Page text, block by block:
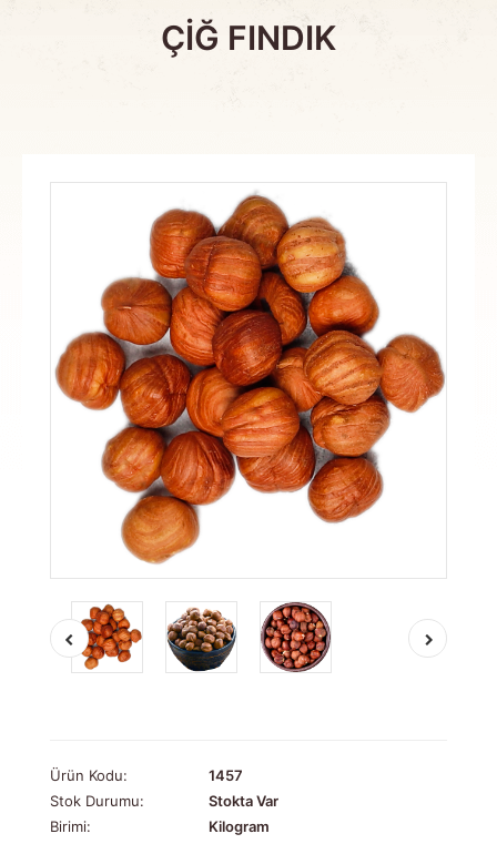
ÇİĞ FINDIK
Ürün Kodu:
1457
Stok Durumu:
Stokta Var
Birimi:
Kilogram